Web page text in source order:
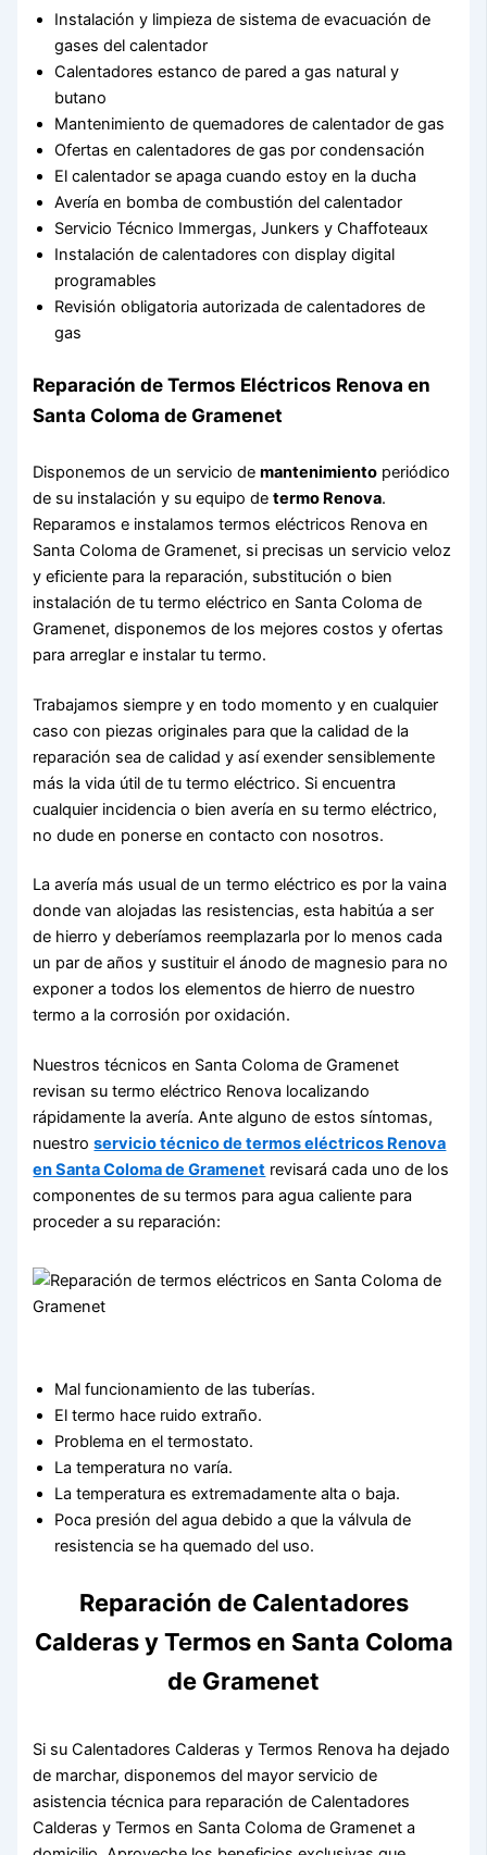
Instalación y limpieza de sistema de evacuación de
gases del calentador
Calentadores estanco de pared a gas natural y
butano
Mantenimiento de quemadores de calentador de gas
Ofertas en calentadores de gas por condensación
El calentador se apaga cuando estoy en la ducha
Avería en bomba de combustión del calentador
Servicio Técnico Immergas, Junkers y Chaffoteaux
Instalación de calentadores con display digital
programables
Revisión obligatoria autorizada de calentadores de
gas
Reparación de Termos Eléctricos Renova en
Santa Coloma de Gramenet
Disponemos de un servicio demantenimiento periódico
de su instalación y su equipo determo Renova.
Reparamos e instalamos termos eléctricos Renova en
Santa Coloma de Gramenet, si precisas un servicio veloz
y eficiente para la reparación, substitución o bien
instalación de tu termo eléctrico en Santa Coloma de
Gramenet, disponemos de los mejores costos y ofertas
para arreglar e instalar tu termo.
Trabajamos siempre y en todo momento y en cualquier
caso con piezas originales para que la calidad de la
reparación sea de calidad y así exender sensiblemente
más la vida útil de tu termo eléctrico. Si encuentra
cualquier incidencia o bien avería en su termo eléctrico,
no dude en ponerse en contacto con nosotros.
La avería más usual de un termo eléctrico es por la vaina
donde van alojadas las resistencias, esta habitúa a ser
de hierro y deberíamos reemplazarla por lo menos cada
un par de años y sustituir el ánodo de magnesio para no
exponer a todos los elementos de hierro de nuestro
termo a la corrosión por oxidación.
Nuestros técnicos en Santa Coloma de Gramenet
revisan su termo eléctrico Renova localizando
rápidamente la avería. Ante alguno de estos síntomas,
nuestroservicio técnico de termos eléctricos Renova
en Santa Coloma de Gramenet revisará cada uno de los
componentes de su termos para agua caliente para
proceder a su reparación:
Mal funcionamiento de las tuberías.
El termo hace ruido extraño.
Problema en el termostato.
La temperatura no varía.
La temperatura es extremadamente alta o baja.
Poca presión del agua debido a que la válvula de
resistencia se ha quemado del uso.
Reparación de Calentadores
Calderas y Termos en Santa Coloma
de Gramenet
Si su Calentadores Calderas y Termos Renova ha dejado
de marchar, disponemos del mayor servicio de
asistencia técnica para reparación de Calentadores
Calderas y Termos en Santa Coloma de Gramenet a